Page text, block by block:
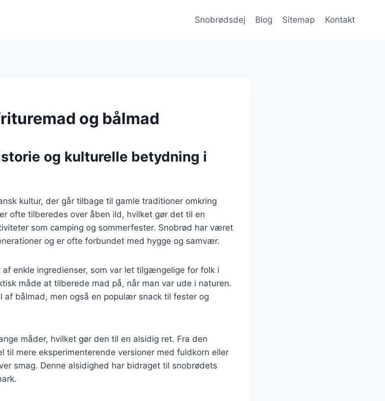
Snobrødsdej Blog Sitemap Kontakt
og bålmad
og kulturelle betydning i
kultur, der går tilbage til gamle traditioner omkring
ofte tilberedes over åben ild, hvilket gør det til en
som camping og sommerfester. Snobrød har været
og er ofte forbundet med hygge og samvær.
enkle ingredienser, som var let tilgængelige for folk i
måde at tilberede mad på, når man var ude i naturen.
af bålmad, men også en populær snack til fester og
måder, hvilket gør den til en alsidig ret. Fra den
til mere eksperimenterende versioner med fuldkorn eller
smag. Denne alsidighed har bidraget til snobrødets